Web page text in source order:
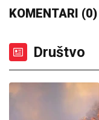
KOMENTARI (0)
Društvo